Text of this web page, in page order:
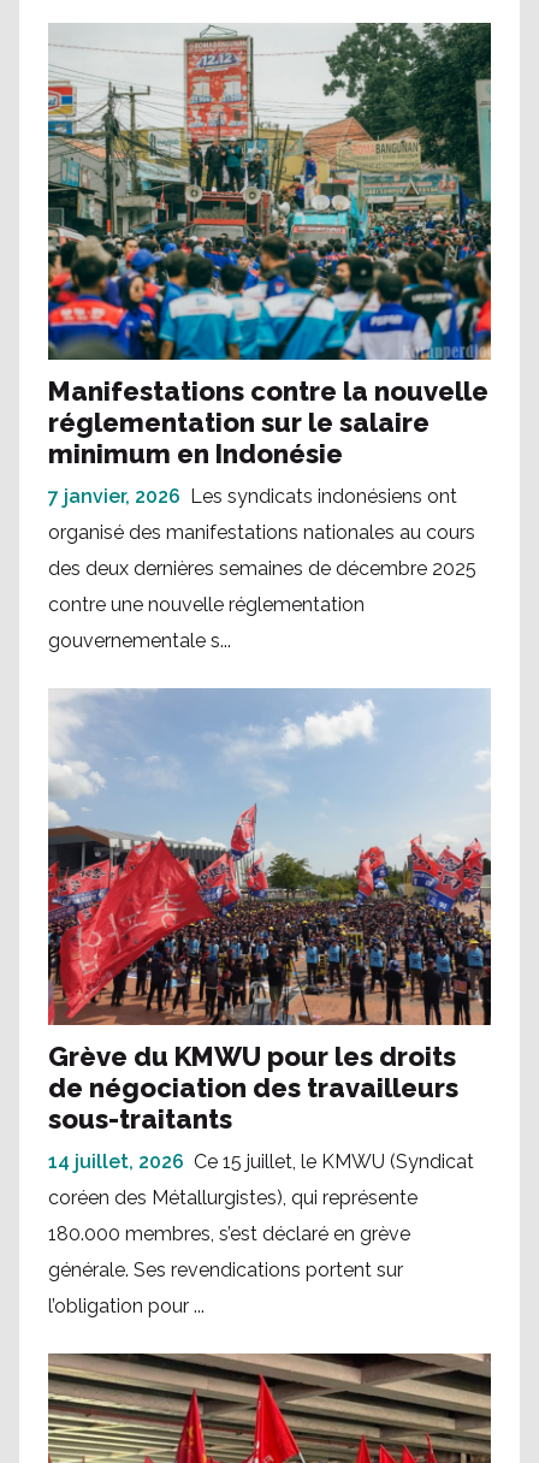
Manifestations contre la nouvelle
réglementation sur le salaire
minimum en Indonésie
7 janvier, 2026 Les syndicats indonésiens ont
organisé des manifestations nationales au cours
des deux dernières semaines de décembre 2025
contre une nouvelle réglementation
gouvernementale s...
Grève du KMWU pour les droits
de négociation des travailleurs
sous-traitants
14 juillet, 2026 Ce 15 juillet, le KMWU (Syndicat
coréen des Métallurgistes), qui représente
180.000 membres, s’est déclaré en grève
générale. Ses revendications portent sur
l’obligation pour ...